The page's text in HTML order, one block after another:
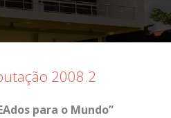
2008.2
para o Mundo”